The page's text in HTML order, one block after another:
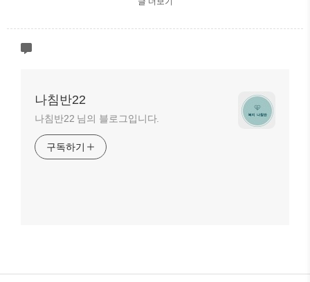
나침반22
나침반22 님의 블로그입니다.
구독하기